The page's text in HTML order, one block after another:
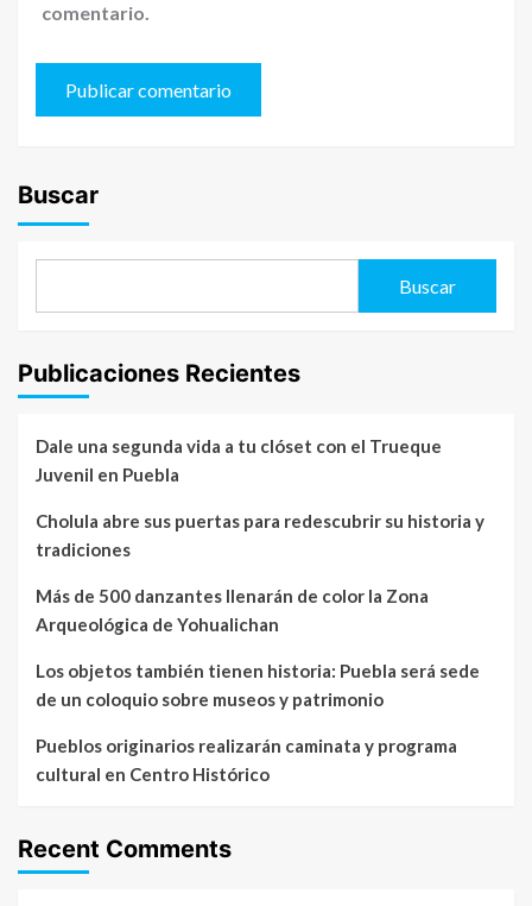
comentario.
Buscar
Buscar
Publicaciones Recientes
Dale una segunda vida a tu clóset con el Trueque
Juvenil en Puebla
Cholula abre sus puertas para redescubrir su historia y
tradiciones
Más de 500 danzantes llenarán de color la Zona
Arqueológica de Yohualichan
Los objetos también tienen historia: Puebla será sede
de un coloquio sobre museos y patrimonio
Pueblos originarios realizarán caminata y programa
cultural en Centro Histórico
Recent Comments